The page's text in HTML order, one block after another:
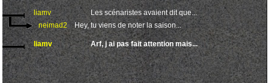
liamv
Les scénaristes avaient dit que...
neimad2
Hey, tu viens de noter la saison...
liamv Arf, j ai pas fait attention mais...